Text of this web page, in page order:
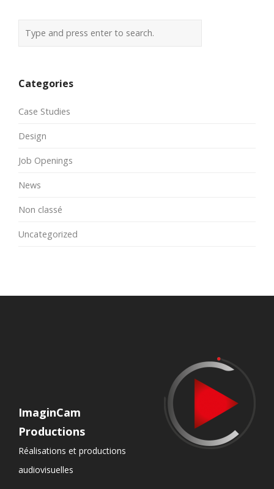
Categories
Case Studies
Design
Job Openings
News
Non classé
Uncategorized
ImaginCam
Productions
Réalisations et productions
audiovisuelles